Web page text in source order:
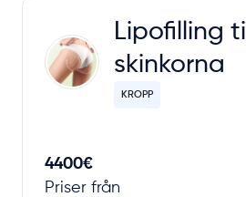
Lipofilling till
skinkorna
KROPP
4400€
Priser från